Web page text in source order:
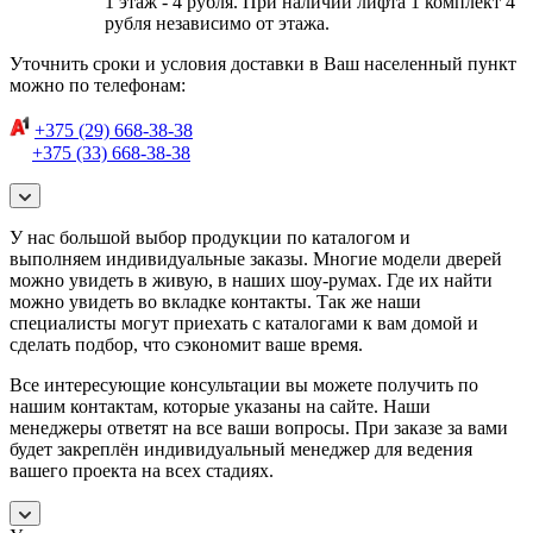
рубля независимо от этажа.
Уточнить сроки и условия доставки в Ваш населенный пункт
можно по телефонам:
+375 (29) 668-38-38
+375 (33) 668-38-38
У нас большой выбор продукции по каталогом и
выполняем индивидуальные заказы. Многие модели дверей
можно увидеть в живую, в наших шоу-румах. Где их найти
можно увидеть во вкладке контакты. Так же наши
специалисты могут приехать с каталогами к вам домой и
сделать подбор, что сэкономит ваше время.
Все интересующие консультации вы можете получить по
нашим контактам, которые указаны на сайте. Наши
менеджеры ответят на все ваши вопросы. При заказе за вами
будет закреплён индивидуальный менеджер для ведения
вашего проекта на всех стадиях.